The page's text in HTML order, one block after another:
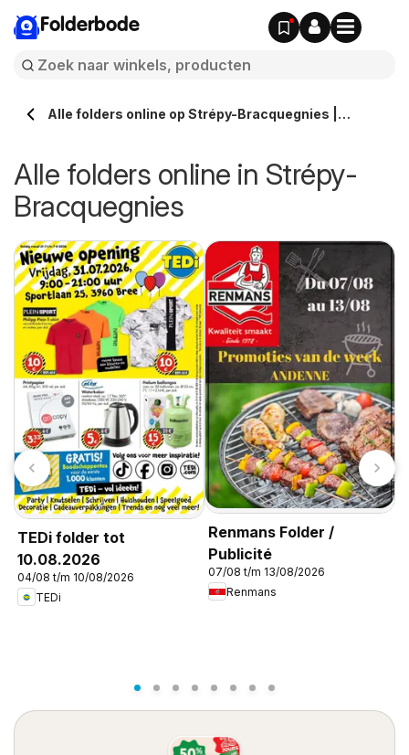
Folderbode
Alle folders online op Strépy-Bracquegnies |
Alle folders online in Strépy-
Bracquegnies
TEDi folder tot
10.08.2026
04/08 t/m 10/08/2026
TEDi
Renmans Folder /
Publicité
07/08 t/m 13/08/2026
Renmans